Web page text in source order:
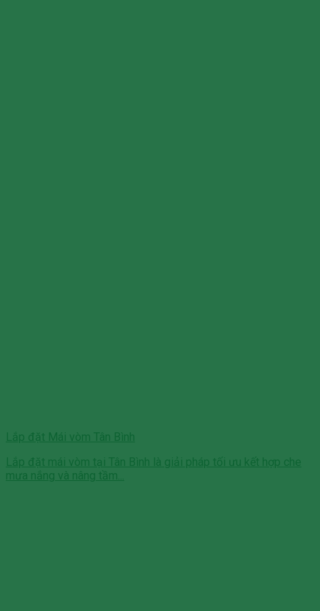
Lắp đặt Mái vòm Tân Bình
Lắp đặt mái vòm tại Tân Bình là giải pháp tối ưu kết hợp che
mưa nắng và nâng tầm...